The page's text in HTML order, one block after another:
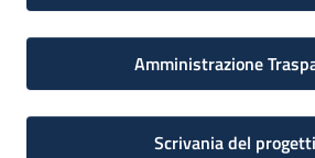
Amministrazione
Scrivania del